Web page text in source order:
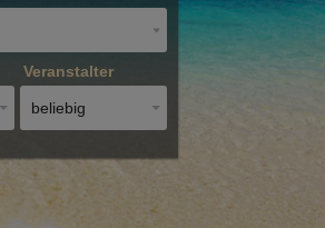
Veranstalter
beliebig